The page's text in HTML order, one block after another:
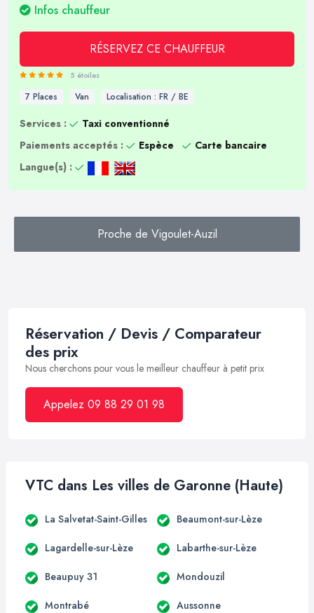
Infos chauffeur
RÉSERVEZ CE CHAUFFEUR
5 étoiles
7 Places Van Localisation : FR / BE
Services :
Taxi conventionné
Paiements acceptés :
Espèce
Carte bancaire
Langue(s) :
Proche de Vigoulet-Auzil
Réservation / Devis / Comparateur
des prix
Nous cherchons pour vous le meilleur chauffeur à petit prix
Appelez 09 88 29 01 98
VTC dans Les villes de Garonne (Haute)
La Salvetat-Saint-Gilles Beaumont-sur-Lèze
Lagardelle-sur-Lèze Labarthe-sur-Lèze
Beaupuy 31 Mondouzil
Montrabé Aussonne